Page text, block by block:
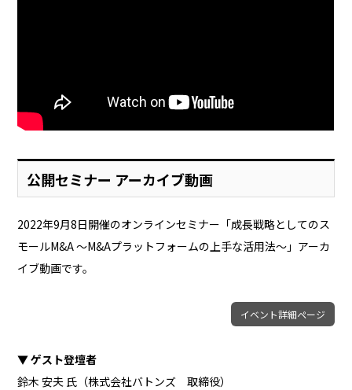
公開セミナー アーカイブ動画
2022年9月8日開催のオンラインセミナー「成長戦略としてのス
モールM&A ～M&Aプラットフォームの上手な活用法～」アーカ
イブ動画です。
イベント詳細ページ
▼ ゲスト登壇者
鈴木 安夫 氏（株式会社バトンズ 取締役）